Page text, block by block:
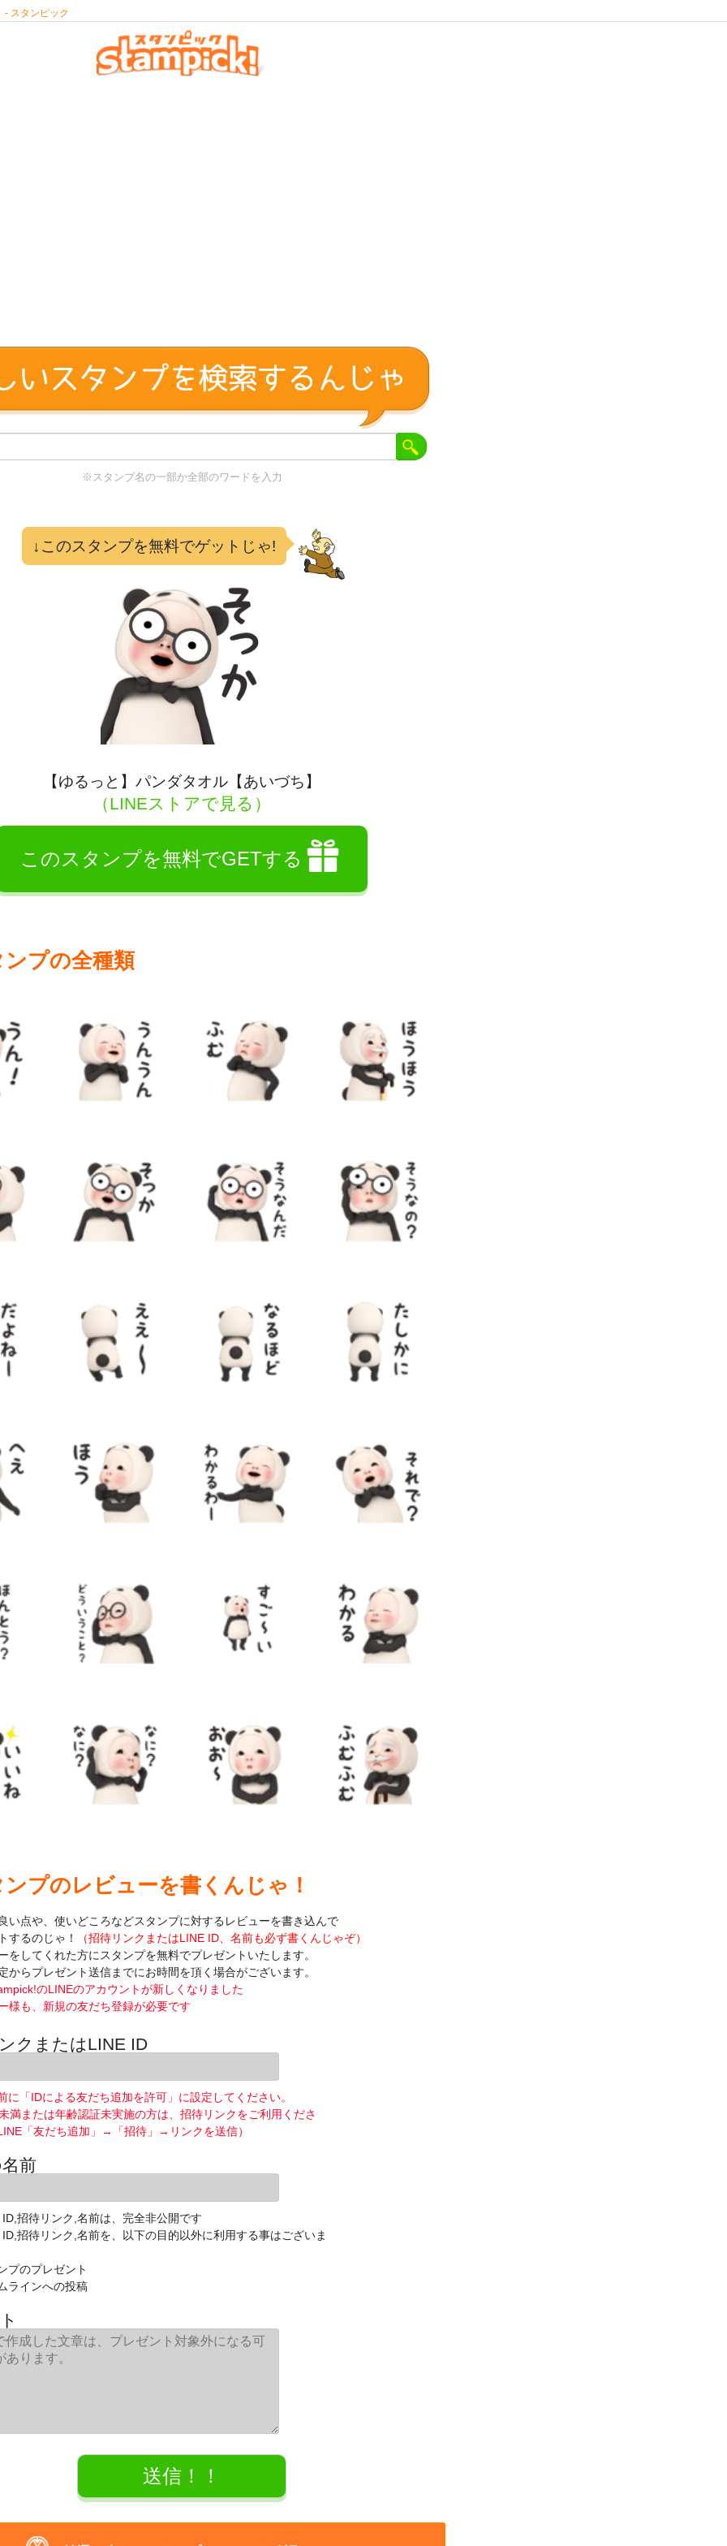
- スタンピック
※スタンプ名の一部か全部のワードを入力
↓このスタンプを無料でゲットじゃ!
【ゆるっと】パンダタオル【あいづち】
（LINEストアで見る）
このスタンプを無料でGETする
プの全種類
プのレビューを書くんじゃ！
い点や、使いどころなどスタンプに対するレビューを書き込んで
するのじゃ！
（招待リンクまたはLINE ID、名前も必ず書くんじゃぞ）
してくれた方にスタンプを無料でプレゼントいたします。
らプレゼント送信までにお時間を頂く場合がございます。
のLINEのアカウントが新しくなりました
様も、新規の友だち登録が必要です
クまたはLINE ID
に「IDによる友だち追加を許可」に設定してください。
満または年齢認証未実施の方は、招待リンクをご利用くださ
「友だち追加」→「招待」→リンクを送信）
前
招待リンク,名前は、完全非公開です
招待リンク,名前を、以下の目的以外に利用する事はございま
プのプレゼント
ラインへの投稿